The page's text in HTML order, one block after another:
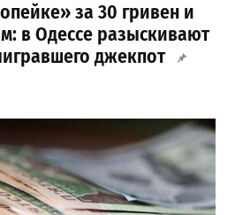
за 30 гривен и
в Одессе разыскивают
джекпот